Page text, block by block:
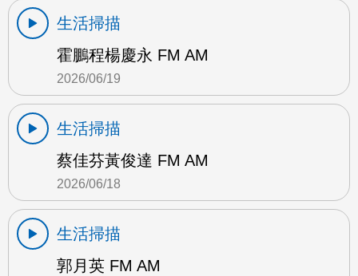
生活掃描
霍鵬程楊慶永 FM AM
2026/06/19
生活掃描
蔡佳芬黃俊達 FM AM
2026/06/18
生活掃描
郭月英 FM AM